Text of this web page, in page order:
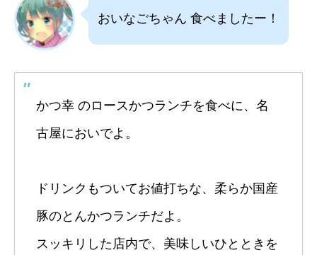
おいなごちゃん 食べましたー！
かつ幸 のロースかつランチを食べに、名
古屋においでよ。
ドリンクもついてお値打ちな、柔らか国産
豚のとんかつランチだよ。
スッキリした店内で、美味しいひとときを